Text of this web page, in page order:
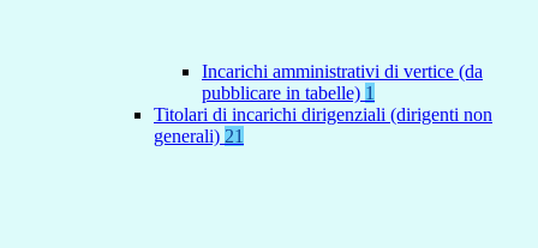
Incarichi amministrativi di vertice (da
pubblicare in tabelle) 1
Titolari di incarichi dirigenziali (dirigenti non
generali) 21